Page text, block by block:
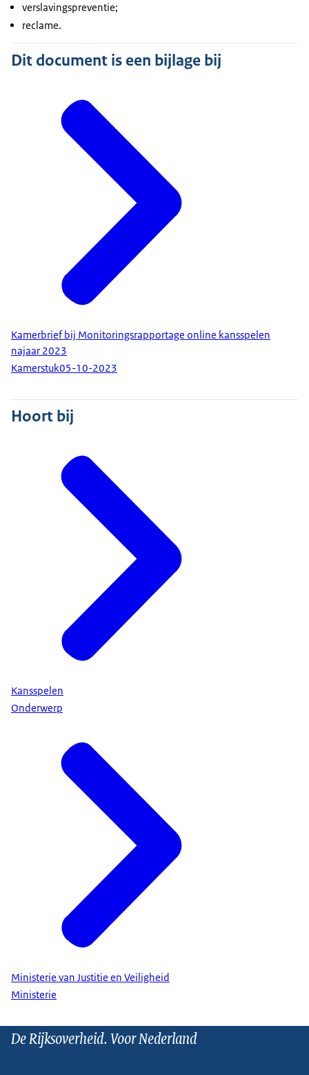
verslavingspreventie;
reclame.
Dit document is een bijlage bij
Kamerbrief bij Monitoringsrapportage online kansspelen
najaar 2023
Kamerstuk05-10-2023
Hoort bij
Kansspelen
Onderwerp
Ministerie van Justitie en Veiligheid
Ministerie
De Rijksoverheid. Voor Nederland